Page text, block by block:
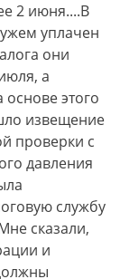
2 июня....В
уплачен
они
а
этого
извещение
проверки с
давления
службу
сказали,
и